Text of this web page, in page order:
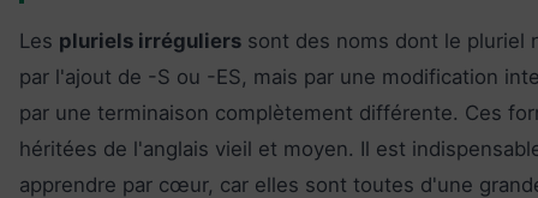
Les pluriels irréguliers sont des noms dont le pluriel
par l'ajout de -S ou -ES, mais par une modification
par une terminaison complètement différente. Ces
héritées de l'anglais vieil et moyen. Il est
apprendre par cœur, car elles sont toutes d'une